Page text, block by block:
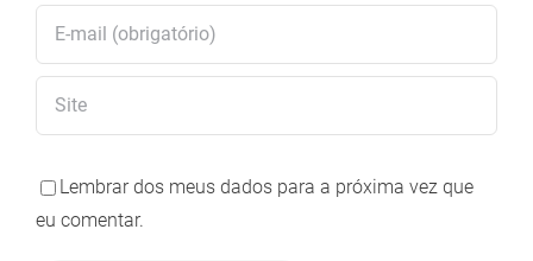
Lembrar dos meus dados para a próxima vez que
eu comentar.